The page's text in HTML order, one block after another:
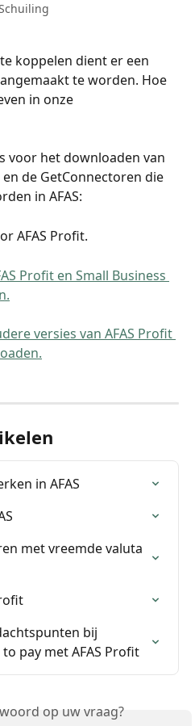
koppelen dient er een
te worden. Hoe
in onze
voor het downloaden van
de GetConnectoren die
in AFAS:
AFAS Profit.
Profit en Small Business
versies van AFAS Profit
in AFAS
met vreemde valuta
bij
pay met AFAS Profit
op uw vraag?